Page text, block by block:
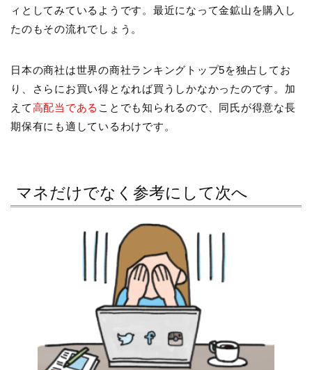
ィとしてみているようです。最近になって金鉱山を購入し
たのもその流れでしょう。
日本の商社は世界の商社ランキングトップ5を独占してお
り、さらにお買い得となれば買うしかなかったのです。加
えて高配当である ことでも知られるので、同氏が得意な長
期保有にも適しているわけです。
マネだけでなく参考にして次へ